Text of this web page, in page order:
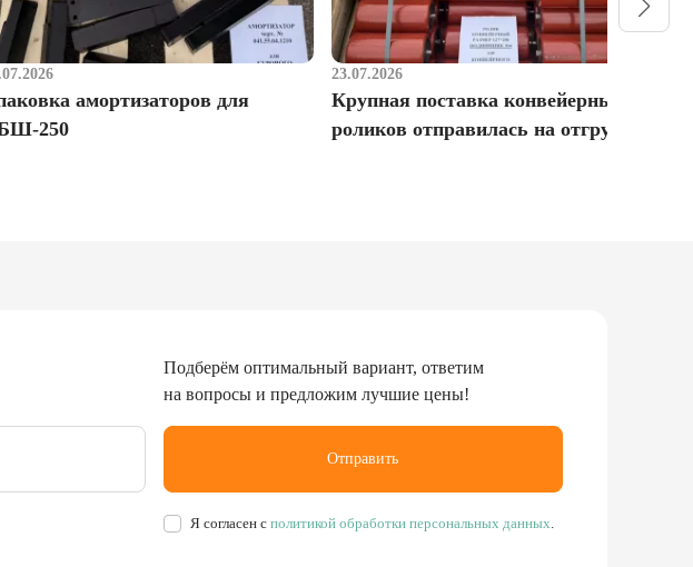
амортизаторов для
250
23.07.2026
Крупная поставка конвейерных
роликов отправилась на отгрузку
Я согласен сполитикой обработки персональных данных
Отправить
Подберём оптимальный вариант, ответим
на вопросы и предложим лучшие цены!